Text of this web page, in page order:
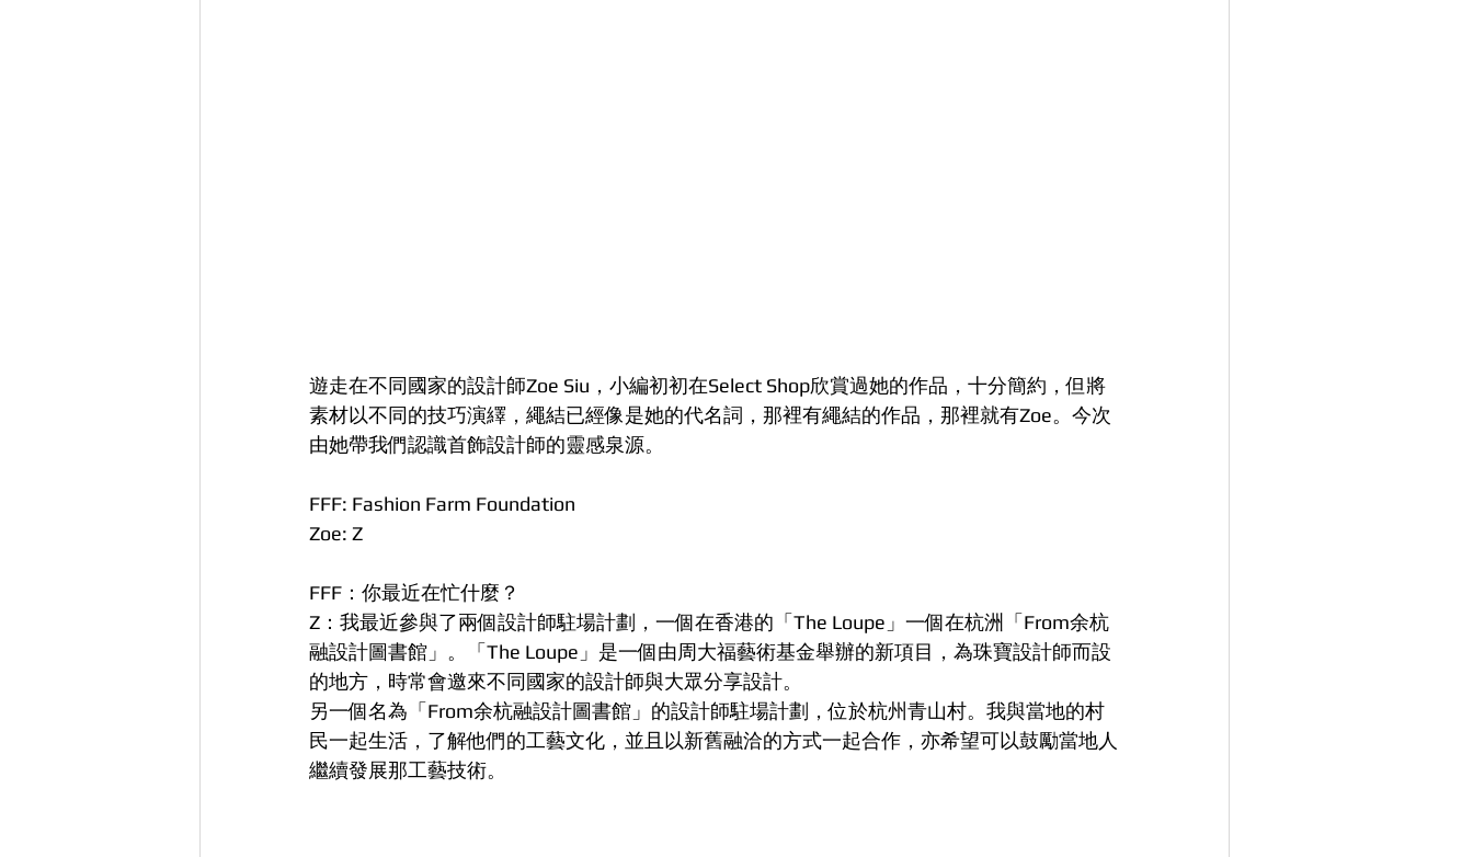
遊走在不同國家的設計師Zoe Siu，小編初初在Select Shop欣賞過她的作品，十分簡約，但將
素材以不同的技巧演繹，繩結已經像是她的代名詞，那裡有繩結的作品，那裡就有Zoe。今次
由她帶我們認識首飾設計師的靈感泉源。
FFF: Fashion Farm Foundation
Zoe: Z
FFF：你最近在忙什麼？
Z：我最近參與了兩個設計師駐場計劃，一個在香港的「The Loupe」一個在杭洲「From余杭
融設計圖書館」。「The Loupe」是一個由周大福藝術基金舉辦的新項目，為珠寶設計師而設
的地方，時常會邀來不同國家的設計師與大眾分享設計。
另一個名為「From余杭融設計圖書館」的設計師駐場計劃，位於杭州青山村。我與當地的村
民一起生活，了解他們的工藝文化，並且以新舊融洽的方式一起合作，亦希望可以鼓勵當地人
繼續發展那工藝技術。